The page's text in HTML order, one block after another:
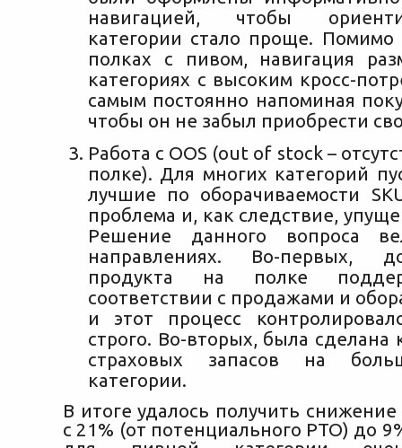
навигацией, чтобы
категории стало проще. Помимо
полках с пивом, навигация
категориях с высоким кросс-
самым постоянно напоминая
чтобы он не забыл приобрести
Работа с OOS (out of stock –
полке). Для многих категорий
лучшие по оборачиваемости
проблема и, как следствие,
Решение данного вопроса
направлениях. Во-первых,
продукта на полке
соответствии с продажами и
и этот процесс
строго. Во-вторых, была сделана
страховых запасов на
категории.
В итоге удалось получить снижение
с 21% (от потенциального РТО) до